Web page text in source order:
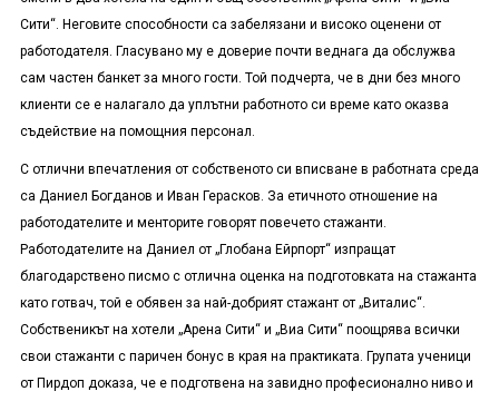
Сити“. Неговите способности са забелязани и високо оценени от
работодателя. Гласувано му е доверие почти веднага да обслужва
сам частен банкет за много гости. Той подчерта, че в дни без много
клиенти се е налагало да уплътни работното си време като оказва
съдействие на помощния персонал.
С отлични впечатления от собственото си вписване в работната среда
са Даниел Богданов и Иван Герасков. За етичното отношение на
работодателите и менторите говорят повечето стажанти.
Работодателите на Даниел от „Глобана Ейрпорт“ изпращат
благодарствено писмо с отлична оценка на подготовката на стажанта
като готвач, той е обявен за най-добрият стажант от „Виталис“.
Собственикът на хотели „Арена Сити“ и „Виа Сити“ поощрява всички
свои стажанти с паричен бонус в края на практиката. Групата ученици
от Пирдоп доказа, че е подготвена на завидно професионално ниво и